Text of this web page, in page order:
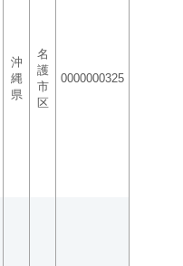
沖
縄
県
名
護
市
区
0000000325